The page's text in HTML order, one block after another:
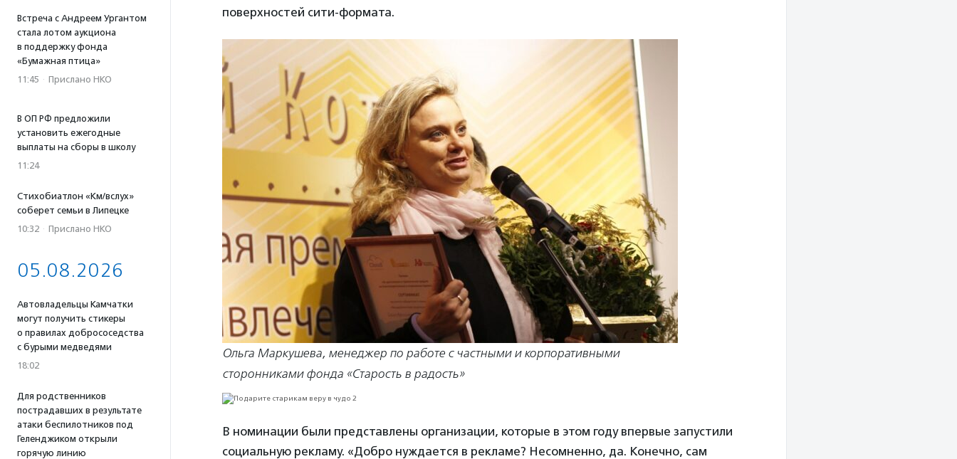
Встреча с Андреем Ургантом
стала лотом аукциона
в поддержку фонда
«Бумажная птица»
11:45 · Прислано НКО
В ОП РФ предложили
установить ежегодные
выплаты на сборы в школу
11:24
Стихобиатлон «Км/вслух»
соберет семьи в Липецке
10:32 · Прислано НКО
05.08.2026
Автовладельцы Камчатки
могут получить стикеры
о правилах добрососедства
с бурыми медведями
18:02
Для родственников
пострадавших в результате
атаки беспилотников под
Геленджиком открыли
горячую линию
поверхностей сити-формата.
Ольга Маркушева, менеджер по работе с частными и корпоративными
сторонниками фонда «Старость в радость»
В номинации были представлены организации, которые в этом году впервые запустили
социальную рекламу. «Добро нуждается в рекламе? Несомненно, да. Конечно, сам